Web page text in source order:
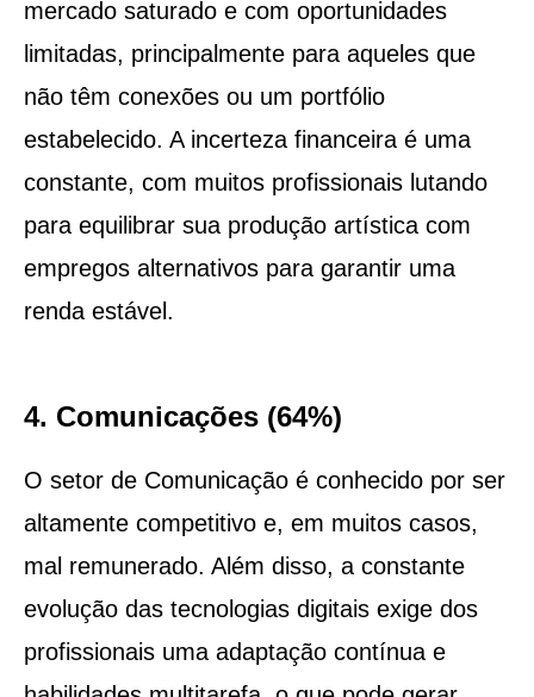
mercado saturado e com oportunidades
limitadas, principalmente para aqueles que
não têm conexões ou um portfólio
estabelecido. A incerteza financeira é uma
constante, com muitos profissionais lutando
para equilibrar sua produção artística com
empregos alternativos para garantir uma
renda estável.
4. Comunicações (64%)
O setor de Comunicação é conhecido por ser
altamente competitivo e, em muitos casos,
mal remunerado. Além disso, a constante
evolução das tecnologias digitais exige dos
profissionais uma adaptação contínua e